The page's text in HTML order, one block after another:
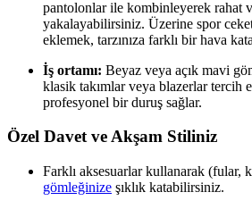
pantolonlar ile kombinleyerek rahat
yakalayabilirsiniz. Üzerine spor
eklemek, tarzınıza farklı bir hava
İş ortamı: Beyaz veya açık mavi
klasik takımlar veya blazerlar tercih
profesyonel bir duruş sağlar.
Özel Davet ve Akşam Stiliniz
Farklı aksesuarlar kullanarak (fular,
gömleğinize şıklık katabilirsiniz.